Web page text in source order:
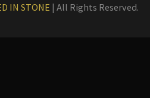
IN STONE | All Rights Reserved.